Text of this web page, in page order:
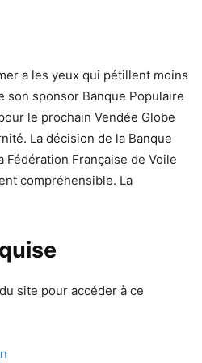
a les yeux qui pétillent moins
son sponsor Banque Populaire
le prochain Vendée Globe
La décision de la Banque
Française de Voile
compréhensible. La
site pour accéder à ce